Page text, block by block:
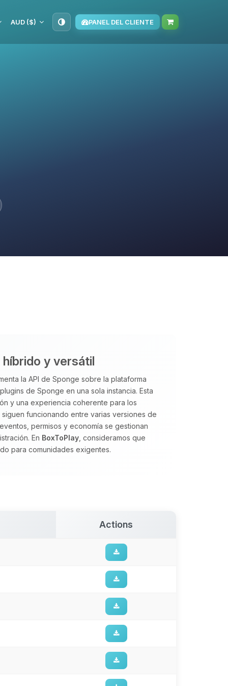
AUD ($) PANEL DEL CLIENTE
y versátil
la API de Sponge sobre la plataforma
de Sponge en una sola instancia. Esta
y una experiencia coherente para los
funcionando entre varias versiones de
permisos y economía se gestionan
En BoxToPlay , consideramos que
para comunidades exigentes.
Actions